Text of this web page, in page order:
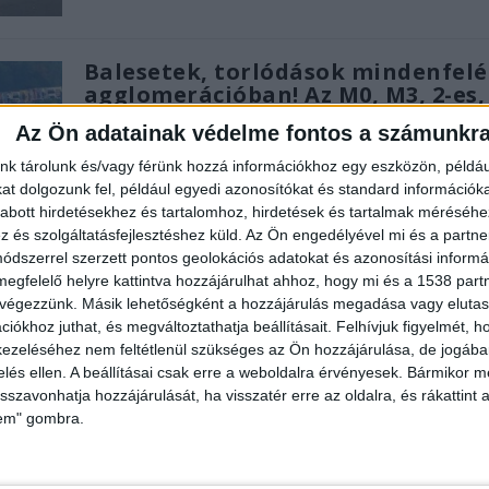
Az Ön adatainak védelme fontos a
tárolunk és/vagy férünk hozzá információkhoz egy eszközön,
dolgozunk fel, például egyedi azonosítókat és standard
hirdetésekhez és tartalomhoz, hirdetések és tartalmak
és szolgáltatásfejlesztéshez küld. Az Ön engedélyével mi és a
szerzett pontos geolokációs adatokat és azonosítási
helyre kattintva hozzájárulhat ahhoz, hogy mi és a 1538
Másik lehetőségként a hozzájárulás megadása vagy
juthat, és megváltoztathatja beállításait. Felhívjuk figyelmét,
nem feltétlenül szükséges az Ön hozzájárulása, de
ellen. A beállításai csak erre a weboldalra érvényesek. Bármikor
hozzájárulását, ha visszatér erre az oldalra, és rákattint
gombra.
Balesetek, torlódások mindenfelé
agglomerációban! Az M0, M3, 2-es,
11-es út érintett
Az M0-ás autóút és a 11-es főút
tehergépjármű szorult a 2 sávos körforgalom...
OLVASS TOVÁBB
Két drogdílert kapcsoltak le a
agglomerációban, videón a